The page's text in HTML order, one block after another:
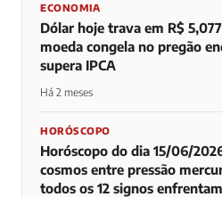
ECONOMIA
Dólar hoje trava em R$
moeda congela no pregão
supera IPCA
Há 2 meses
HORÓSCOPO
Horóscopo do dia 15/06/
cosmos entre pressão
todos os 12 signos